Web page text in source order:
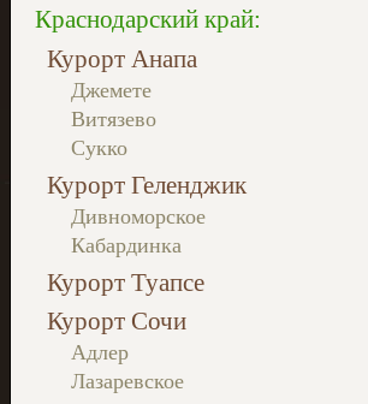
Краснодарский край:
Курорт Анапа
Джемете
Витязево
Сукко
Курорт Геленджик
Дивноморское
Кабардинка
Курорт Туапсе
Курорт Сочи
Адлер
Лазаревское